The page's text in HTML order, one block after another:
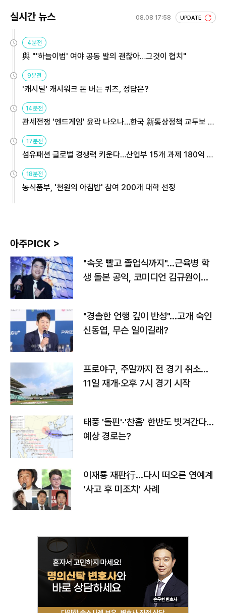
실시간 뉴스 08.08 17:58 UPDATE
4분전
與 "'하늘이법' 여야 공동 발의 괜찮아…그것이 협치"
9분전
'캐시딜' 캐시워크 돈 버는 퀴즈, 정답은?
14분전
관세전쟁 '엔드게임' 윤곽 나오나…한국 新통상정책 교두보 활
용해야
17분전
섬유패션 글로벌 경쟁력 키운다…산업부 15개 과제 180억 지
원
18분전
농식품부, '천원의 아침밥' 참여 200개 대학 선정
아주PICK >
"속옷 빨고 졸업식까지"…근육병 학
생 돌본 공익, 코미디언 김규원이었
"경솔한 언행 깊이 반성"…고개 숙인
신동엽, 무슨 일이길래?
프로야구, 주말까지 전 경기 취소…
11일 재개·오후 7시 경기 시작
태풍 '돌핀'·'찬홈' 한반도 빗겨간다…
예상 경로는?
이재룡 재판行…다시 떠오른 연예계
'사고 후 미조치' 사례